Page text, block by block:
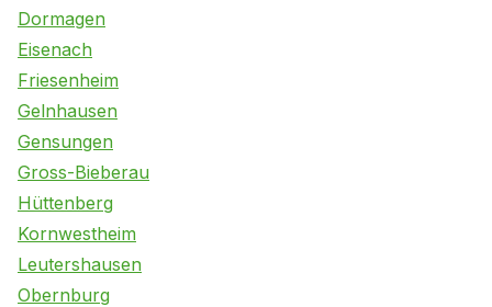
Dormagen
Eisenach
Friesenheim
Gelnhausen
Gensungen
Gross-Bieberau
Hüttenberg
Kornwestheim
Leutershausen
Obernburg